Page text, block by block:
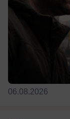
06.08.2026